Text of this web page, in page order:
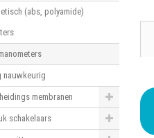
(abs, polyamide)
nauwkeurig
membranen
schakelaars